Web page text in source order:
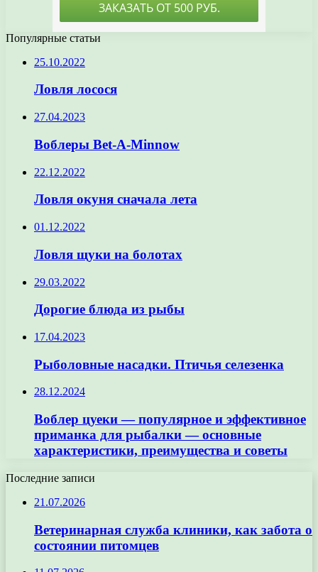
Популярные статьи
25.10.2022
Ловля лосося
27.04.2023
Воблеры Bet-A-Minnow
22.12.2022
Ловля окуня сначала лета
01.12.2022
Ловля щуки на болотах
29.03.2022
Дорогие блюда из рыбы
17.04.2023
Рыболовные насадки. Птичья селезенка
28.12.2024
Воблер цуеки — популярное и эффективное
приманка для рыбалки — основные
характеристики, преимущества и советы
Последние записи
21.07.2026
Ветеринарная служба клиники, как забота о
состоянии питомцев